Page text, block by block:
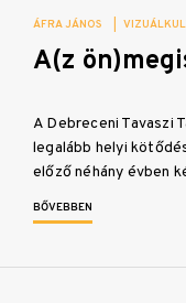
ÁFRA JÁNOS
A(z
A Debreceni Tavaszi
legalább helyi
előző néhány évben
BŐVEBBEN